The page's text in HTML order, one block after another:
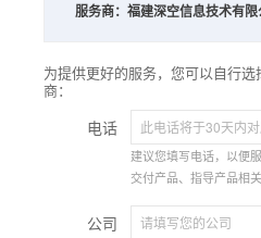
服务商： 福建深空信息技术有
为提供更好的服务，您可以自行
商：
电话
建议您填写电话，以便
交付产品、指导产品相
公司